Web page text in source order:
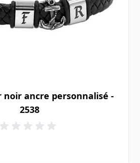
noir ancre personnalisé -
2538